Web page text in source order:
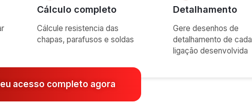
Cálculo completo
Cálcule resistencia das
chapas, parafusos e soldas
Detalhamento
Gere desenhos de
detalhamento de cada
ligação desenvolvida
acesso completo agora